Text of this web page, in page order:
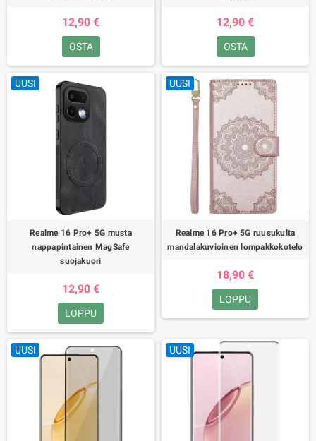
12,90 €
OSTA
12,90 €
OSTA
UUSI
Realme 16 Pro+ 5G musta
nappapintainen MagSafe
suojakuori
12,90 €
LOPPU
UUSI
Realme 16 Pro+ 5G ruusukulta
mandalakuvioinen lompakkokotelo
18,90 €
LOPPU
UUSI UUSI